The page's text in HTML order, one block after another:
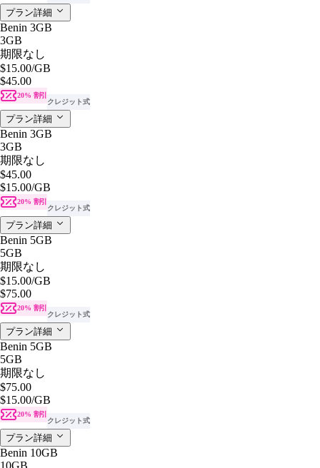
プラン詳細
Benin 3GB
3GB
期限なし
$15.00/GB
$45.00
20% 割引
クレジット式
プラン詳細
Benin 3GB
3GB
期限なし
$45.00
$15.00/GB
20% 割引
クレジット式
プラン詳細
Benin 5GB
5GB
期限なし
$15.00/GB
$75.00
20% 割引
クレジット式
プラン詳細
Benin 5GB
5GB
期限なし
$75.00
$15.00/GB
20% 割引
クレジット式
プラン詳細
Benin 10GB
10GB